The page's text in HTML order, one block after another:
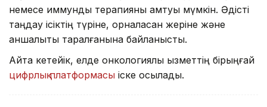
немесе иммундық терапияны қамтуы мүмкін. Әдісті
таңдау ісіктің түріне, орналасқан жеріне және
қаншалықты таралғанына байланысты.
Айта кетейік, елде онкологиялық қызметтің бірыңғай
цифрлық платформасы іске қосылады.